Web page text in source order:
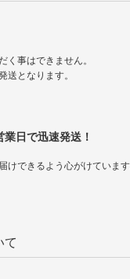
く事はできません。
送となります。
日で迅速発送！
けできるよう心がけていま
て